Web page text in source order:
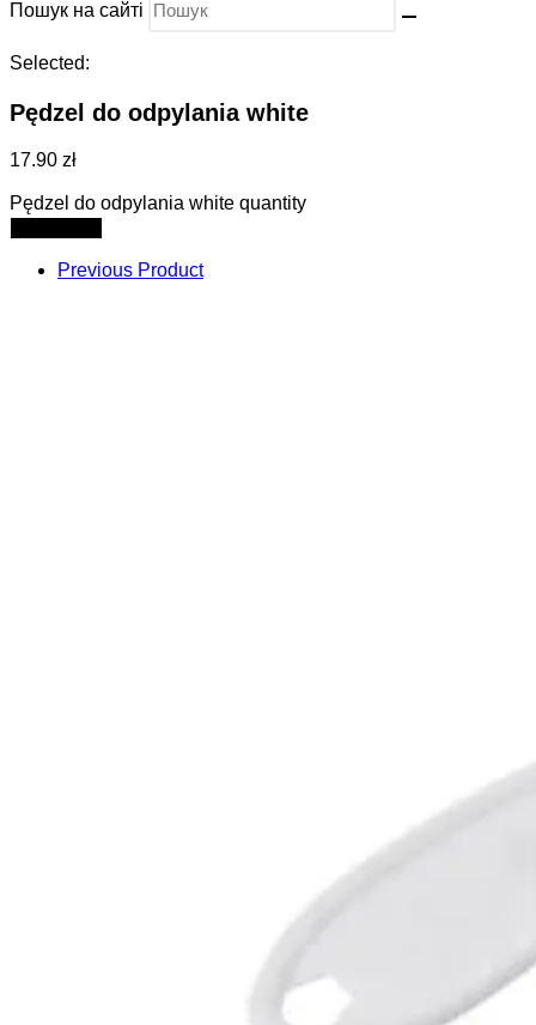
Пошук на сайті
Selected:
Pędzel do odpylania white
17.90 zł
Pędzel do odpylania white quantity
Previous Product